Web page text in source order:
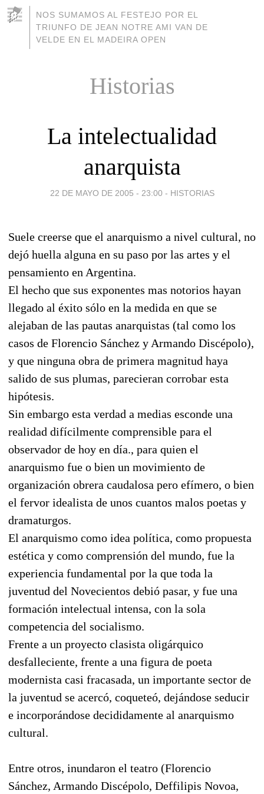
NOS SUMAMOS AL FESTEJO POR EL
TRIUNFO DE JEAN NOTRE AMI VAN DE
VELDE EN EL MADEIRA OPEN
Historias
La intelectualidad
anarquista
22 DE MAYO DE 2005 - 23:00 - HISTORIAS
Suele creerse que el anarquismo a nivel cultural, no
dejó huella alguna en su paso por las artes y el
pensamiento en Argentina.
El hecho que sus exponentes mas notorios hayan
llegado al éxito sólo en la medida en que se
alejaban de las pautas anarquistas (tal como los
casos de Florencio Sánchez y Armando Discépolo),
y que ninguna obra de primera magnitud haya
salido de sus plumas, parecieran corrobar esta
hipótesis.
Sin embargo esta verdad a medias esconde una
realidad difícilmente comprensible para el
observador de hoy en día., para quien el
anarquismo fue o bien un movimiento de
organización obrera caudalosa pero efímero, o bien
el fervor idealista de unos cuantos malos poetas y
dramaturgos.
El anarquismo como idea política, como propuesta
estética y como comprensión del mundo, fue la
experiencia fundamental por la que toda la
juventud del Novecientos debió pasar, y fue una
formación intelectual intensa, con la sola
competencia del socialismo.
Frente a un proyecto clasista oligárquico
desfalleciente, frente a una figura de poeta
modernista casi fracasada, un importante sector de
la juventud se acercó, coqueteó, dejándose seducir
e incorporándose decididamente al anarquismo
cultural.
Entre otros, inundaron el teatro (Florencio
Sánchez, Armando Discépolo, Deffilipis Novoa,